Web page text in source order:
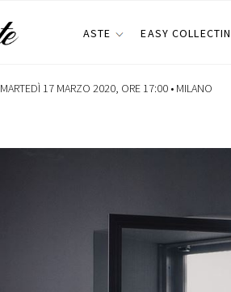
ASTE EASY
MARTEDÌ 17 MARZO 2020, ORE 17:00 • MILANO